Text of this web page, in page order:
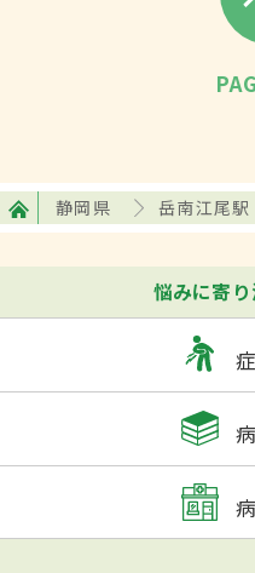
静岡県 岳南江尾駅
悩みに寄